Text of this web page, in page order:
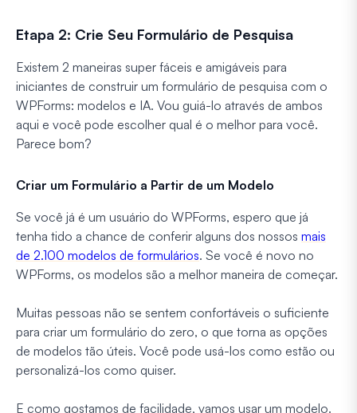
Etapa 2: Crie Seu Formulário de Pesquisa
Existem 2 maneiras super fáceis e amigáveis para
iniciantes de construir um formulário de pesquisa com o
WPForms: modelos e IA. Vou guiá-lo através de ambos
aqui e você pode escolher qual é o melhor para você.
Parece bom?
Criar um Formulário a Partir de um Modelo
Se você já é um usuário do WPForms, espero que já
tenha tido a chance de conferir alguns dos nossos mais
de 2.100 modelos de formulários. Se você é novo no
WPForms, os modelos são a melhor maneira de começar.
Muitas pessoas não se sentem confortáveis o suficiente
para criar um formulário do zero, o que torna as opções
de modelos tão úteis. Você pode usá-los como estão ou
personalizá-los como quiser.
E como gostamos de facilidade, vamos usar um modelo.